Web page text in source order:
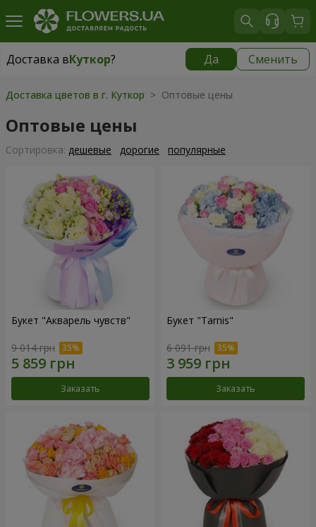
Доставка вКуткор? Да Сменить
Доставка вКуткор|
Доставка цветов в г. Куткор > Оптовые цены
Оптовые цены
Cортировка: дешевые дорогие популярные
Букет "Акварель чувств"
9 014 грн
Заказать
Букет "Tarnis"
6 091 грн
Заказать